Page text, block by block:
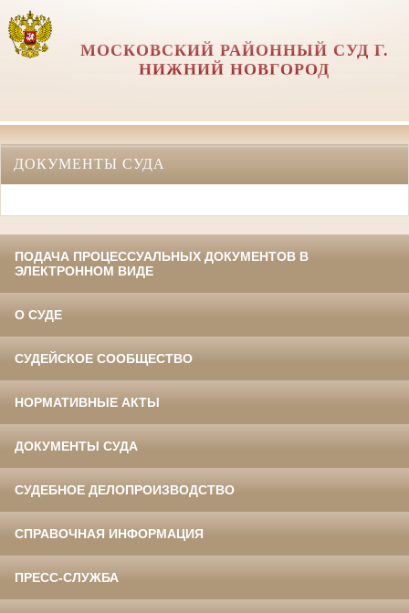
МОСКОВСКИЙ РАЙОННЫЙ СУД Г.
НИЖНИЙ НОВГОРОД
ДОКУМЕНТЫ СУДА
ПОДАЧА ПРОЦЕССУАЛЬНЫХ ДОКУМЕНТОВ В
ЭЛЕКТРОННОМ ВИДЕ
О СУДЕ
СУДЕЙСКОЕ СООБЩЕСТВО
НОРМАТИВНЫЕ АКТЫ
ДОКУМЕНТЫ СУДА
СУДЕБНОЕ ДЕЛОПРОИЗВОДСТВО
СПРАВОЧНАЯ ИНФОРМАЦИЯ
ПРЕСС-СЛУЖБА